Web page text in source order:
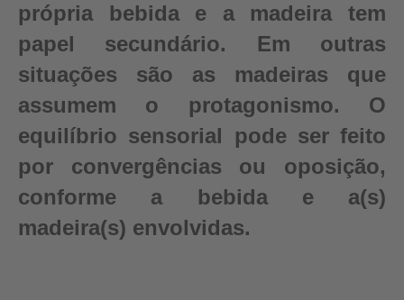
própria bebida e a madeira tem
papel secundário. Em outras
situações são as madeiras que
assumem o protagonismo. O
equilíbrio sensorial pode ser feito
por convergências ou oposição,
conforme a bebida e a(s)
madeira(s) envolvidas.